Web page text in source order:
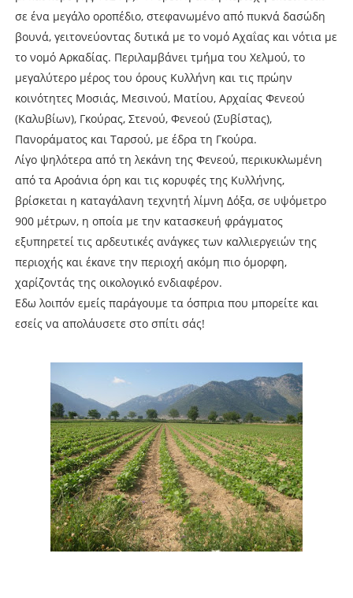
σε ένα μεγάλο οροπέδιο, στεφανωμένο από πυκνά δασώδη
βουνά, γειτονεύοντας δυτικά με το νομό Αχαΐας και νότια με
το νομό Αρκαδίας. Περιλαμβάνει τμήμα του Χελμού, το
μεγαλύτερο μέρος του όρους Κυλλήνη και τις πρώην
κοινότητες Μοσιάς, Μεσινού, Ματίου, Αρχαίας Φενεού
(Καλυβίων), Γκούρας, Στενού, Φενεού (Συβίστας),
Πανοράματος και Ταρσού, με έδρα τη Γκούρα.
Λίγο ψηλότερα από τη λεκάνη της Φενεού, περικυκλωμένη
από τα Αροάνια όρη και τις κορυφές της Κυλλήνης,
βρίσκεται η καταγάλανη τεχνητή λίμνη Δόξα, σε υψόμετρο
900 μέτρων, η οποία με την κατασκευή φράγματος
εξυπηρετεί τις αρδευτικές ανάγκες των καλλιεργειών της
περιοχής και έκανε την περιοχή ακόμη πιο όμορφη,
χαρίζοντάς της οικολογικό ενδιαφέρον.
Εδω λοιπόν εμείς παράγουμε τα όσπρια που μπορείτε και
εσείς να απολάυσετε στο σπίτι σάς!